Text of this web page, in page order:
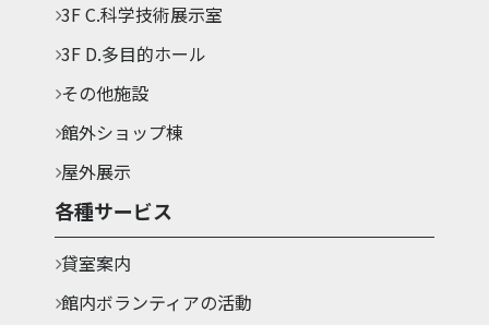
3F C.科学技術展示室
3F D.多目的ホール
その他施設
館外ショップ棟
屋外展示
各種サービス
貸室案内
館内ボランティアの活動